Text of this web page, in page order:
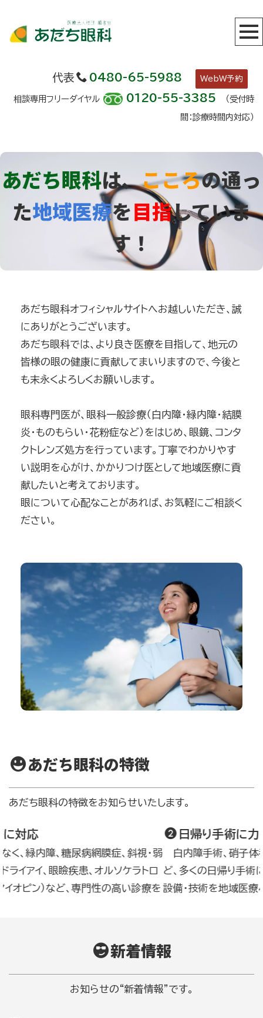
代表 0480-65-5988 WebW予約
相談専用フリーダイヤル 0120-55-3385 （受付時
間：診療時間内対応）
あだち眼科は、こころの通っ
た地域医療を目指していま
す！
あだち眼科オフィシャルサイトへお越しいただき、誠
にありがとうございます。
あだち眼科では、より良き医療を目指して、地元の
皆様の眼の健康に貢献してまいりますので、今後と
も末永くよろしくお願いします。
眼科専門医が、眼科一般診療（白内障・緑内障・結膜
炎・ものもらい・花粉症など）をはじめ、眼鏡、コンタ
クトレンズ処方を行っています。丁寧でわかりやす
い説明を心がけ、かかりつけ医として地域医療に貢
献したいと考えております。
眼について心配なことがあれば、お気軽にご相談く
ださい。
あだち眼科の特徴
あだち眼科の特徴をお知らせいたします。
応
緑内障、糖尿病網膜症、斜視・弱
イアイ、眼瞼疾患、オルソケラトロ
ピン）など、専門性の高い診療を
日帰り手術に力を
白内障手術、硝子体手術
ど、多くの日帰り手術に
設備・技術を地域医療へ
新着情報
お知らせの“新着情報”です。